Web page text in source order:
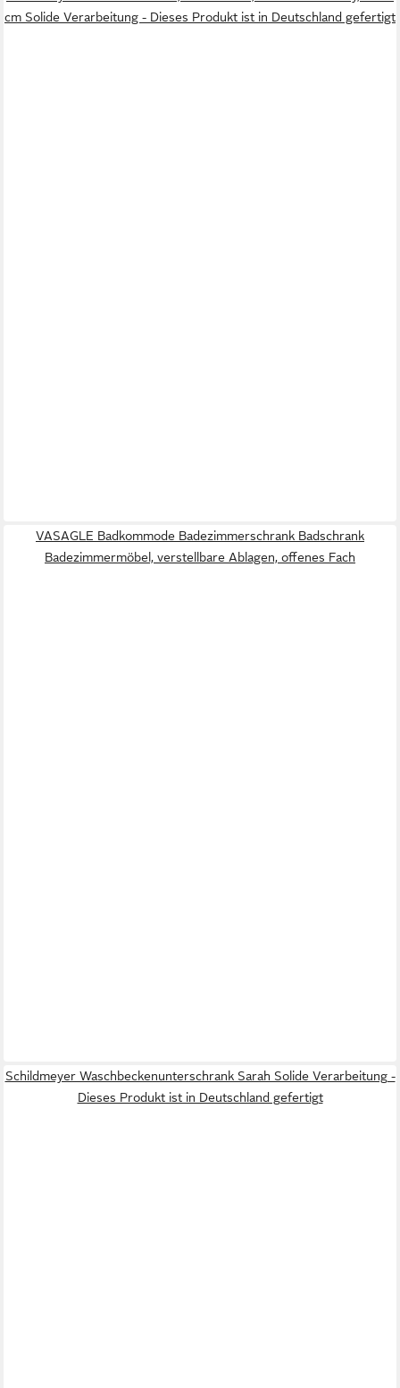
cm Solide Verarbeitung - Dieses Produkt ist in Deutschland gefertigt
VASAGLE Badkommode Badezimmerschrank Badschrank
Badezimmermöbel, verstellbare Ablagen, offenes Fach
Schildmeyer Waschbeckenunterschrank Sarah Solide Verarbeitung -
Dieses Produkt ist in Deutschland gefertigt